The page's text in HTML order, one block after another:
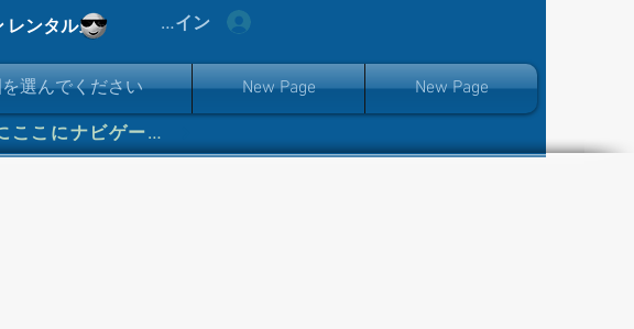
レンタルズ
選んでください New Page New Page
ログイン